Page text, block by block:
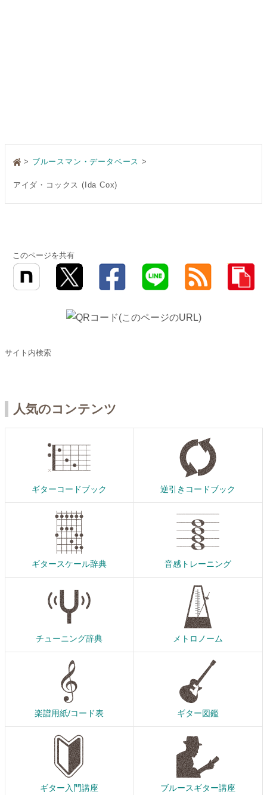
> ブルースマン・データベース
アイダ・コックス (Ida Cox)
このページを共有
サイト内検索
人気のコンテンツ
ギターコードブック 逆引きコードブック
ギタースケール辞典 音感トレーニング
チューニング辞典 メトロノーム
楽譜用紙/コード表 ギター図鑑
ギター入門講座 ブルースギター講座